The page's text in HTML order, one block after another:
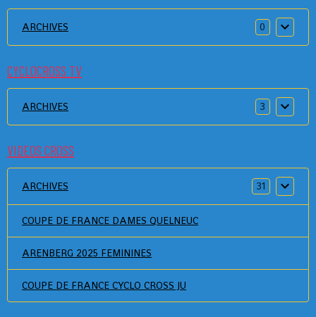
ARCHIVES 0
CYCLOCROSS TV
ARCHIVES 3
VIDEOS CROSS
ARCHIVES 31
COUPE DE FRANCE DAMES QUELNEUC
ARENBERG 2025 FEMININES
COUPE DE FRANCE CYCLO CROSS JU